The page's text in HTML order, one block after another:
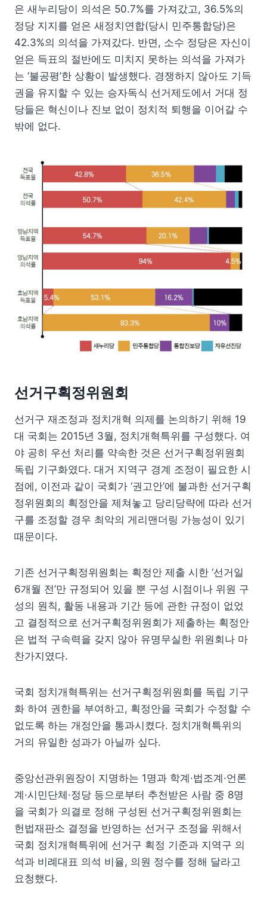
은 새누리당이 의석은 50.7%를 가져갔고, 36.5%의
정당 지지를 얻은 새정치연합(당시 민주통합당)은
42.3%의 의석을 가져갔다. 반면, 소수 정당은 자신이
얻은 득표의 절반에도 미치지 못하는 의석을 가져가
는 ‘불공평’한 상황이 발생했다. 경쟁하지 않아도 기득
권을 유지할 수 있는 승자독식 선거제도에서 거대 정
당들은 혁신이나 진보 없이 정치적 퇴행을 이어갈 수
밖에 없다.
선거구획정위원회
선거구 재조정과 정치개혁 의제를 논의하기 위해 19
대 국회는 2015년 3월, 정치개혁특위를 구성했다. 여
야 공히 우선 처리를 약속한 것은 선거구획정위원회
독립 기구화였다. 대거 지역구 경계 조정이 필요한 시
점에, 이전과 같이 국회가 ‘권고안’에 불과한 선거구획
정위원회의 획정안을 제쳐놓고 당리당략에 따라 선거
구를 조정할 경우 최악의 게리맨더링 가능성이 있기
때문이다.
기존 선거구획정위원회는 획정안 제출 시한 ‘선거일
6개월 전’만 규정되어 있을 뿐 구성 시점이나 위원 구
성의 원칙, 활동 내용과 기간 등에 관한 규정이 없었
고 결정적으로 선거구획정위원회가 제출하는 획정안
은 법적 구속력을 갖지 않아 유명무실한 위원회나 마
찬가지였다.
국회 정치개혁특위는 선거구획정위원회를 독립 기구
화 하여 권한을 부여하고, 획정안을 국회가 수정할 수
없도록 하는 개정안을 통과시켰다. 정치개혁특위의
거의 유일한 성과가 아닐까 싶다.
중앙선관위원장이 지명하는 1명과 학계·법조계·언론
계·시민단체·정당 등으로부터 추천받은 사람 중 8명
을 국회가 의결로 정해 구성된 선거구획정위원회는
헌법재판소 결정을 반영하는 선거구 조정을 위해서
국회 정치개혁특위에 선거구 획정 기준과 지역구 의
석과 비례대표 의석 비율, 의원 정수를 정해 달라고
요청했다.